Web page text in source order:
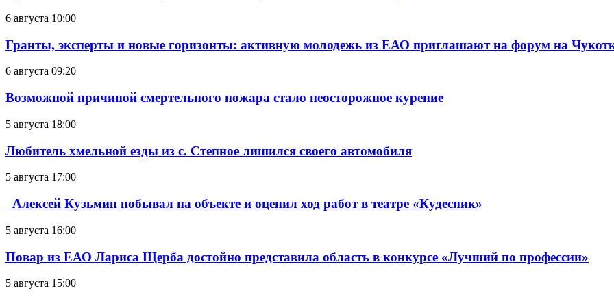
6 августа 10:00
Гранты, эксперты и новые горизонты: активную молодежь из ЕАО приглашают на форум на
6 августа 09:20
Возможной причиной смертельного пожара стало неосторожное курение
5 августа 18:00
Любитель хмельной езды из с. Степное лишился своего автомобиля
5 августа 17:00
Алексей Кузьмин побывал на объекте и оценил ход работ в театре «Кудесник»
5 августа 16:00
Повар из ЕАО Лариса Щерба достойно представила область в конкурсе «Лучший по профессии»
5 августа 15:00